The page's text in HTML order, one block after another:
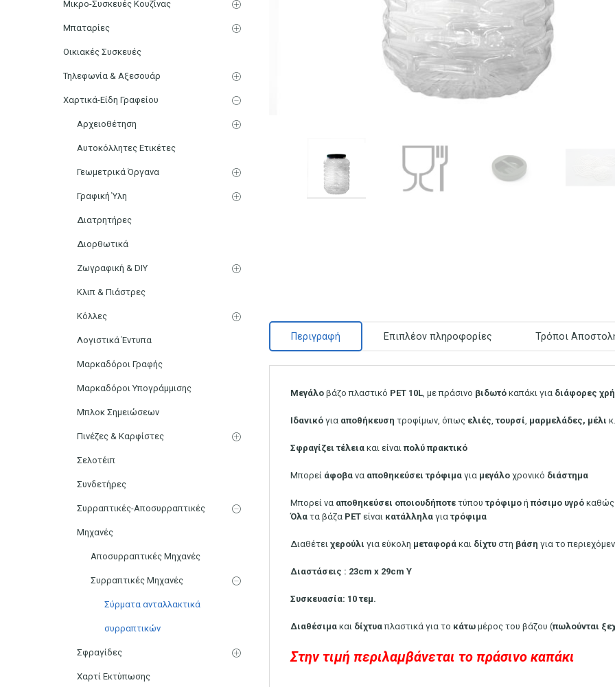
Περιγραφή Επιπλέον πληροφορίες Τρόποι
Μεγάλο βάζο πλαστικό ΡΕΤ 10L , με πράσινο βιδωτό καπάκι για διάφορες
Ιδανικό για αποθήκευση τροφίμων, όπως ελιές τουρσί μαρμελάδες, μέλι
Σφραγίζει τέλεια και είναιπολύ πρακτικό
Μπορεί άφοβα να αποθηκεύσει τρόφιμα για μεγάλο χρονικό διάστημα
Μπορεί να αποθηκεύσει οποιουδήποτε τύπου τρόφιμο ήπόσιμο υγρό καθώς
Όλα τα βάζα PET είναι κατάλληλα για τρόφιμα
Διαθέτει χερούλι για εύκολη μεταφορά και δίχτυ στη βάση για το
Διαστάσεις : 23cm x 29cm Υ
Συσκευασία: 10 τεμ.
Διαθέσιμα και δίχτυαπλαστικά για το κάτω μέρος του βάζου (πωλούνται
Στην τιμή περιλαμβάνεται το πράσινο καπάκι
Μικρο-Συσκευές Κουζίνας
Μπαταρίες
Οικιακές Συσκευές
Τηλεφωνία & Αξεσουάρ
Χαρτικά-Είδη Γραφείου
Αρχειοθέτηση
Αυτοκόλλητες Ετικέτες
Γεωμετρικά Όργανα
Γραφική Ύλη
Διατρητήρες
Διορθωτικά
Ζωγραφική & DIY
Κλιπ & Πιάστρες
Κόλλες
Λογιστικά Έντυπα
Μαρκαδόροι Γραφής
Μαρκαδόροι Υπογράμμισης
Μπλοκ Σημειώσεων
Πινέζες & Καρφίστες
Σελοτέιπ
Συνδετήρες
Συρραπτικές-Αποσυρραπτικές
Μηχανές
Αποσυρραπτικές Μηχανές
Συρραπτικές Μηχανές
Σύρματα ανταλλακτικά
συρραπτικών
Σφραγίδες
Χαρτί Εκτύπωσης